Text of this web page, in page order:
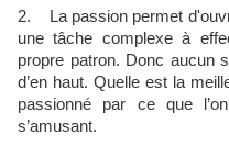
2. La passion permet
une tâche complexe à
propre patron. Donc aucun
d’en haut. Quelle est la
passionné par ce que
s’amusant.